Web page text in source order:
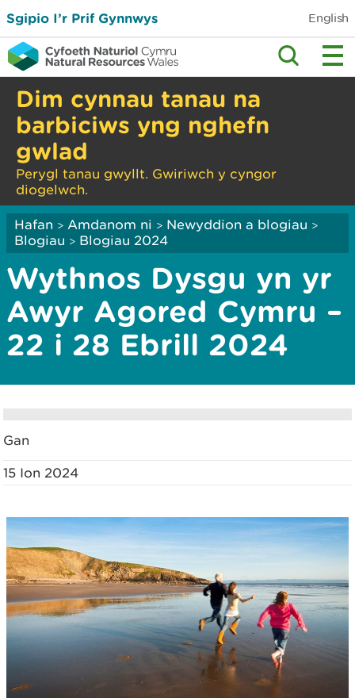
Sgipio I’r Prif Gynnwys English
Dim cynnau tanau na
barbiciws yng nghefn
gwlad
Perygl tanau gwyllt. Gwiriwch y cyngor
diogelwch.
Hafan > Amdanom ni > Newyddion a blogiau >
Blogiau > Blogiau 2024
Wythnos Dysgu yn yr
Awyr Agored Cymru –
22 i 28 Ebrill 2024
Gan
15 Ion 2024